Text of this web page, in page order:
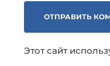
Этот сайт